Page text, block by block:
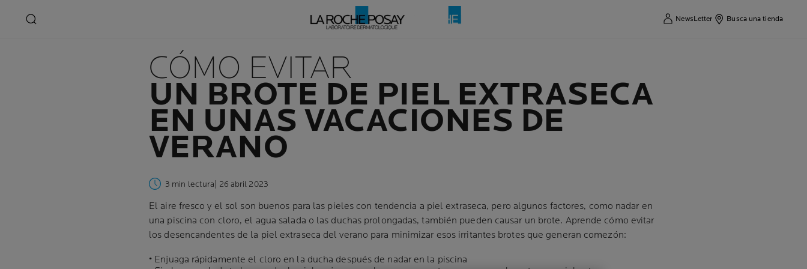
NewsLetter Busca una tienda
CÓMO EVITAR
UN BROTE DE PIEL EXTRASECA
EN UNAS VACACIONES DE
VERANO
3 min lectura | 26 abril 2023
El aire fresco y el sol son buenos para las pieles con tendencia a piel extraseca, pero algunos factores, como nadar en
una piscina con cloro, el agua salada o las duchas prolongadas, también pueden causar un brote. Aprende cómo evitar
los desencandentes de la piel extraseca del verano para minimizar esos irritantes brotes que generan comezón:
• Enjuaga rápidamente el cloro en la ducha después de nadar en la piscina